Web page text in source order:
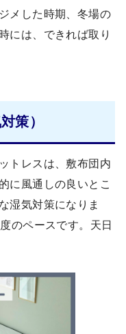
メした時期、冬場の
には、できれば取り
策）
トレスは、敷布団内
に風通しの良いとこ
湿気対策になりま
のペースです。天日